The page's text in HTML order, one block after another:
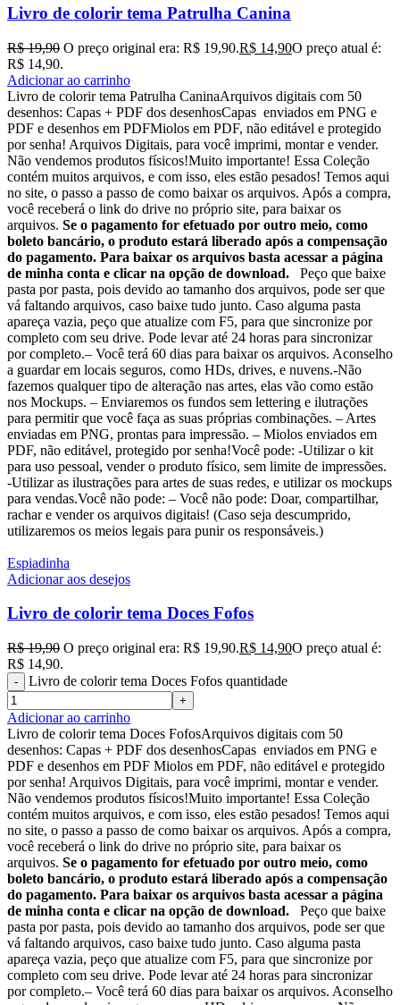
Livro de colorir tema Patrulha Canina
R$19,90 O preço original era: R$ 19,90.R$ 14,90O preço atual é:
R$ 14,90.
Adicionar ao carrinho
Livro de colorir tema Patrulha CaninaArquivos digitais com 50
desenhos: Capas + PDF dos desenhosCapas enviados em PNG e
PDF e desenhos em PDFMiolos em PDF, não editável e protegido
por senha! Arquivos Digitais, para você imprimi, montar e vender.
Não vendemos produtos físicos!Muito importante! Essa Coleção
contém muitos arquivos, e com isso, eles estão pesados! Temos aqui
no site, o passo a passo de como baixar os arquivos. Após a compra,
você receberá o link do drive no próprio site, para baixar os
arquivos. Se o pagamento for efetuado por outro meio, como
boleto bancário, o produto estará liberado após a compensação
do pagamento. Para baixar os arquivos basta acessar a página
de minha conta e clicar na opção de download.
Peço que baixe
pasta por pasta, pois devido ao tamanho dos arquivos, pode ser que
vá faltando arquivos, caso baixe tudo junto. Caso alguma pasta
apareça vazia, peço que atualize com F5, para que sincronize por
completo com seu drive. Pode levar até 24 horas para sincronizar
por completo.– Você terá 60 dias para baixar os arquivos. Aconselho
a guardar em locais seguros, como HDs, drives, e nuvens.-Não
fazemos qualquer tipo de alteração nas artes, elas vão como estão
nos Mockups. – Enviaremos os fundos sem lettering e ilutrações
para permitir que você faça as suas próprias combinações. – Artes
enviadas em PNG, prontas para impressão. – Miolos enviados em
PDF, não editável, protegido por senha!Você pode: -Utilizar o kit
para uso pessoal, vender o produto físico, sem limite de impressões.
-Utilizar as ilustrações para artes de suas redes, e utilizar os mockups
para vendas.Você não pode: – Você não pode: Doar, compartilhar,
rachar e vender os arquivos digitais! (Caso seja descumprido,
utilizaremos os meios legais para punir os responsáveis.)
Espiadinha
Adicionar aos desejos
Livro de colorir tema Doces Fofos
R$19,90 O preço original era: R$ 19,90.R$ 14,90O preço atual é:
R$ 14,90.
Livro de colorir tema Doces Fofos quantidade
Adicionar ao carrinho
Livro de colorir tema Doces FofosArquivos digitais com 50
desenhos: Capas + PDF dos desenhosCapas enviados em PNG e
PDF e desenhos em PDF Miolos em PDF, não editável e protegido
por senha! Arquivos Digitais, para você imprimi, montar e vender.
Não vendemos produtos físicos!Muito importante! Essa Coleção
contém muitos arquivos, e com isso, eles estão pesados! Temos aqui
no site, o passo a passo de como baixar os arquivos. Após a compra,
você receberá o link do drive no próprio site, para baixar os
arquivos. Se o pagamento for efetuado por outro meio, como
boleto bancário, o produto estará liberado após a compensação
do pagamento. Para baixar os arquivos basta acessar a página
de minha conta e clicar na opção de download.
Peço que baixe
pasta por pasta, pois devido ao tamanho dos arquivos, pode ser que
vá faltando arquivos, caso baixe tudo junto. Caso alguma pasta
apareça vazia, peço que atualize com F5, para que sincronize por
completo com seu drive. Pode levar até 24 horas para sincronizar
por completo.– Você terá 60 dias para baixar os arquivos. Aconselho